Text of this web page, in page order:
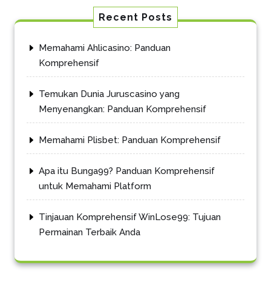
Recent Posts
Memahami Ahlicasino: Panduan
Komprehensif
Temukan Dunia Juruscasino yang
Menyenangkan: Panduan Komprehensif
Memahami Plisbet: Panduan Komprehensif
Apa itu Bunga99? Panduan Komprehensif
untuk Memahami Platform
Tinjauan Komprehensif WinLose99: Tujuan
Permainan Terbaik Anda